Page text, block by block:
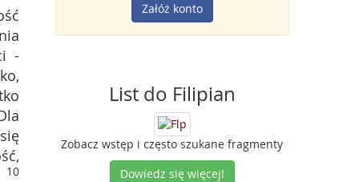
-
10
Załóż konto
List do Filipian
Zobacz wstęp i często szukane fragmenty
Dowiedz się więcej!